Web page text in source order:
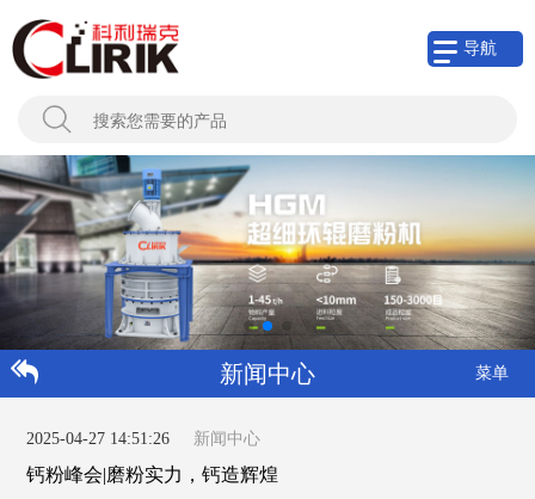
导航
新闻中心 菜单
2025-04-27 14:51:26 新闻中心
钙粉峰会|磨粉实力，钙造辉煌